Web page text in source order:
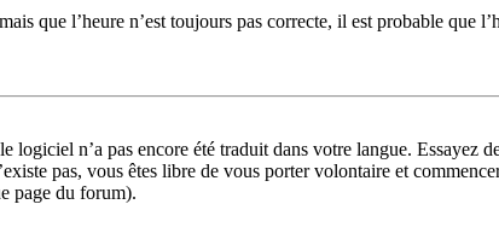
que l’heure n’est toujours pas correcte, il est probable
logiciel n’a pas encore été traduit dans votre langue. Essayez
pas, vous êtes libre de vous porter volontaire et
page du forum).